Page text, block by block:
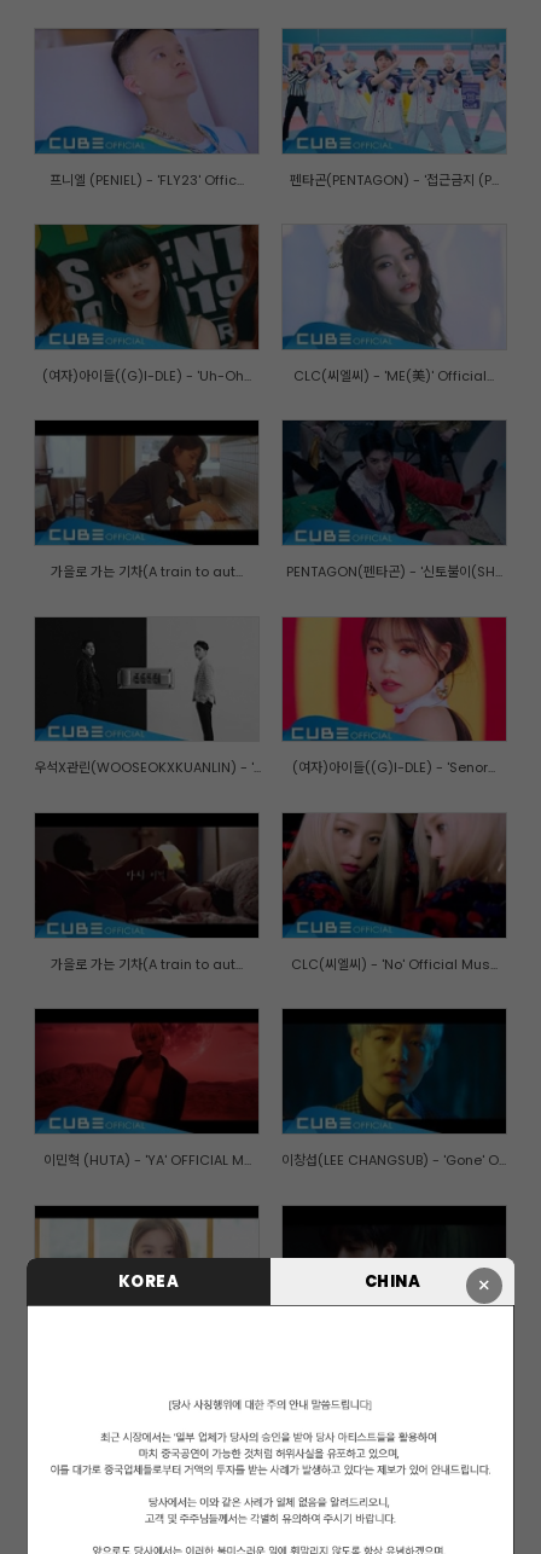
×
KOREA CHINA
프니엘 (PENIEL) - 'FLY23' Offic... 펜타곤(PENTAGON) - '접근금지 (P...
(여자)아이들((G)I-DLE) - 'Uh-Oh... CLC(씨엘씨) - 'ME(美)' Official...
가을로 가는 기차(A train to aut... PENTAGON(펜타곤) - '신토불이(SH...
우석X관린(WOOSEOKXKUANLIN) - '... (여자)아이들((G)I-DLE) - 'Senor...
가을로 가는 기차(A train to aut... CLC(씨엘씨) - 'No' Official Mus...
이민혁 (HUTA) - 'YA' OFFICIAL M... 이창섭(LEE CHANGSUB) - 'Gone' O...